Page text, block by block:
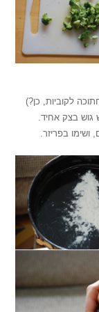
לקוביות, כן?)
גוש בצק אחיד.
ושימו בפריזר.